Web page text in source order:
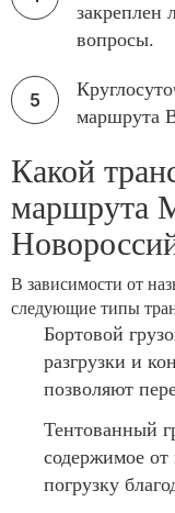
вопросы.
маршрута
Какой
маршрута
В зависимости от
следующие типы
Бортовой
разгрузки и
позволяют
Тентованный
содержимое
погрузку